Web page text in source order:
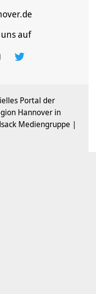
auf
Portal der
Hannover in
Mediengruppe |